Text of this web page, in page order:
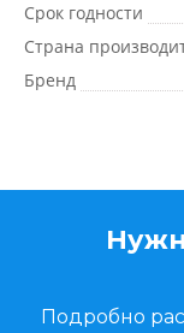
Срок годности
Страна
Бренд
Подробно